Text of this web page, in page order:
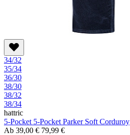
34/32
35/34
36/30
38/30
38/32
38/34
hattric
5-Pocket 5-Pocket Parker Soft Corduroy
Ab 39,00 € 79,99 €